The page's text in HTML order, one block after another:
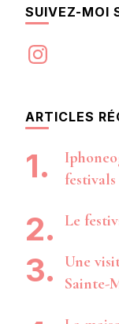
SUIVEZ-MOI
Instagram
ARTICLES
festivals
Le
Une
Sainte-